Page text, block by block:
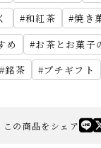
和紅茶
焼き
め
お茶とお菓子
銘茶 プチギフト
この商品をシェア